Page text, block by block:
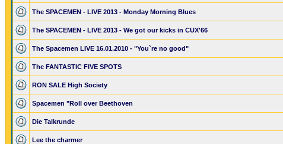
The SPACEMEN - LIVE 2013 - Monday Morning Blues
The SPACEMEN - LIVE 2013 - We got our kicks in CUX'66
The Spacemen LIVE 16.01.2010 - "You`re no good"
The FANTASTIC FIVE SPOTS
RON SALE High Society
Spacemen "Roll over Beethoven
Die Talkrunde
Lee the charmer